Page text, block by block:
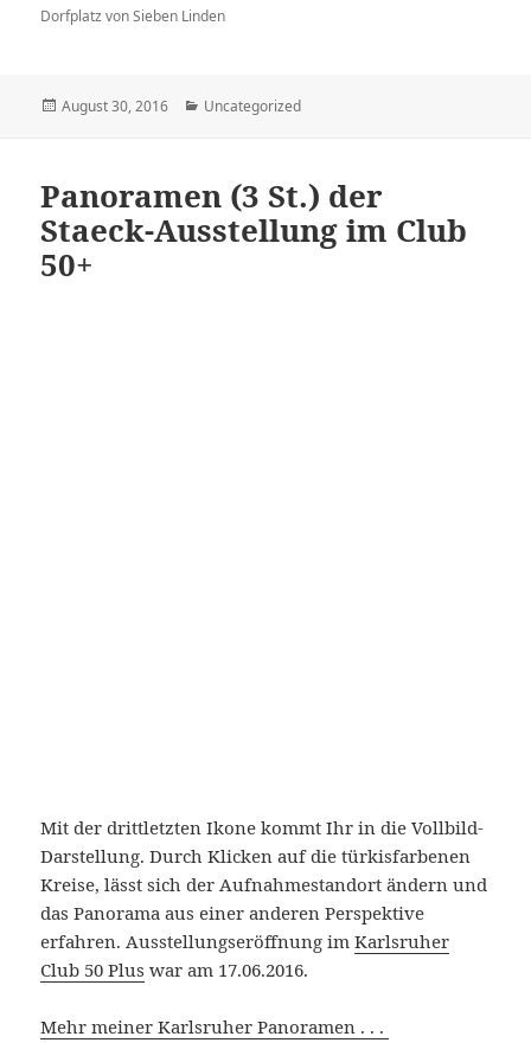
Dorfplatz von Sieben Linden
Veröffentlicht
August 30, 2016 Kategorien
Uncategorized
Panoramen (3 St.) der
Staeck-Ausstellung im Club
50+
Mit der drittletzten Ikone kommt Ihr in die Vollbild-
Darstellung. Durch Klicken auf die türkisfarbenen
Kreise, lässt sich der Aufnahmestandort ändern und
das Panorama aus einer anderen Perspektive
erfahren. Ausstellungseröffnung imKarlsruher
Club 50 Plus war am 17.06.2016.
Mehr meiner Karlsruher Panoramen . . .